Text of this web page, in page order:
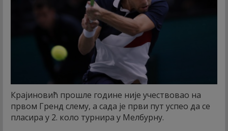
Крајиновић прошле године није учествовао на
првом Гренд слему, а сада је први пут успео да се
пласира у 2. коло турнира у Мелбурну.